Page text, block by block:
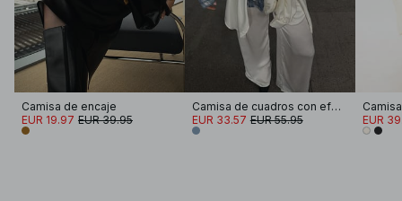
Camisa de encaje
EUR 19.97 EUR 39.95
Camisa de cuadros con efecto desgastado
EUR 33.57 EUR 55.95 EUR